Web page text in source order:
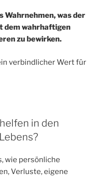
Wahrnehmen, was der
dem wahrhaftigen
zu bewirken.
verbindlicher Wert für
in den
wie persönliche
Verluste, eigene